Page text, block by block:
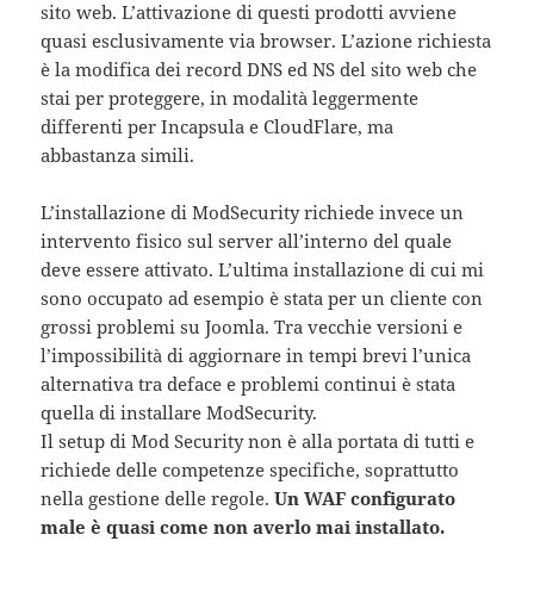
sito web. L’attivazione di questi prodotti avviene
quasi esclusivamente via browser. L’azione richiesta
è la modifica dei record DNS ed NS del sito web che
stai per proteggere, in modalità leggermente
differenti per Incapsula e CloudFlare, ma
abbastanza simili.
L’installazione di ModSecurity richiede invece un
intervento fisico sul server all’interno del quale
deve essere attivato. L’ultima installazione di cui mi
sono occupato ad esempio è stata per un cliente con
grossi problemi su Joomla. Tra vecchie versioni e
l’impossibilità di aggiornare in tempi brevi l’unica
alternativa tra deface e problemi continui è stata
quella di installare ModSecurity.
Il setup di Mod Security non è alla portata di tutti e
richiede delle competenze specifiche, soprattutto
nella gestione delle regole.Un WAF configurato
male è quasi come non averlo mai installato.